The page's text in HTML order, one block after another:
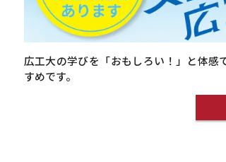
広工大の学びを「おもしろい！」と体感
すめです。